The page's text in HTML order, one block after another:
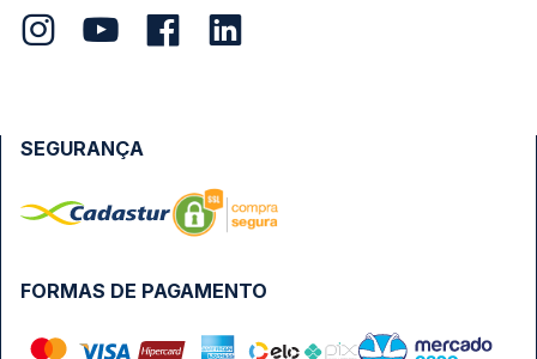
FORMAS DE PAGAMENTO
SEGURANÇA